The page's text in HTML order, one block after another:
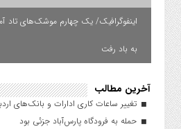
به باد رفت
آخرین مطالب
تغییر ساعات کاری ادارات و بانک‌های
حمله به فرودگاه پارس‌‌آباد جزئی بود